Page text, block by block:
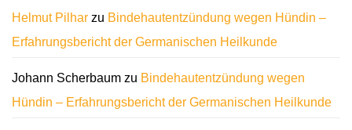
Helmut Pilhar zu Bindehautentzündung wegen Hündin –
Erfahrungsbericht der Germanischen Heilkunde
Johann Scherbaum zu Bindehautentzündung wegen
Hündin – Erfahrungsbericht der Germanischen Heilkunde